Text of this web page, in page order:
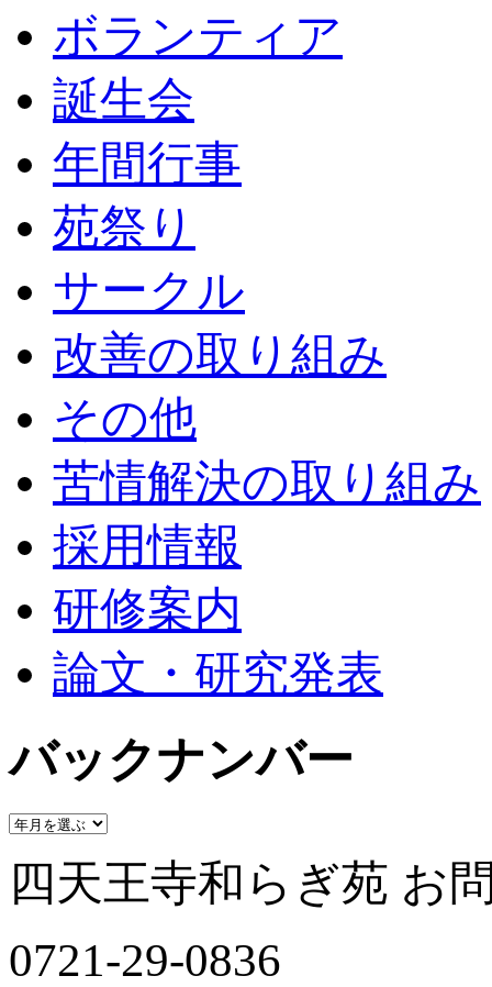
ボランティア
誕生会
年間行事
苑祭り
サークル
改善の取り組み
その他
苦情解決の取り組み
採用情報
研修案内
論文・研究発表
バックナンバー
四天王寺和らぎ苑 お
0721-29-0836